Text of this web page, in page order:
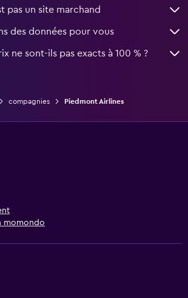
pas un site marchand
des données pour vous
ne sont-ils pas exacts à 100 % ?
compagnies Piedmont Airlines
momondo